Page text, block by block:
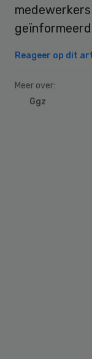
Reageer op dit
Meer over:
Ggz